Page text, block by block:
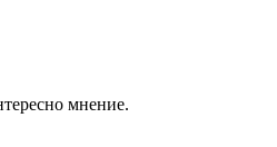
мнение.